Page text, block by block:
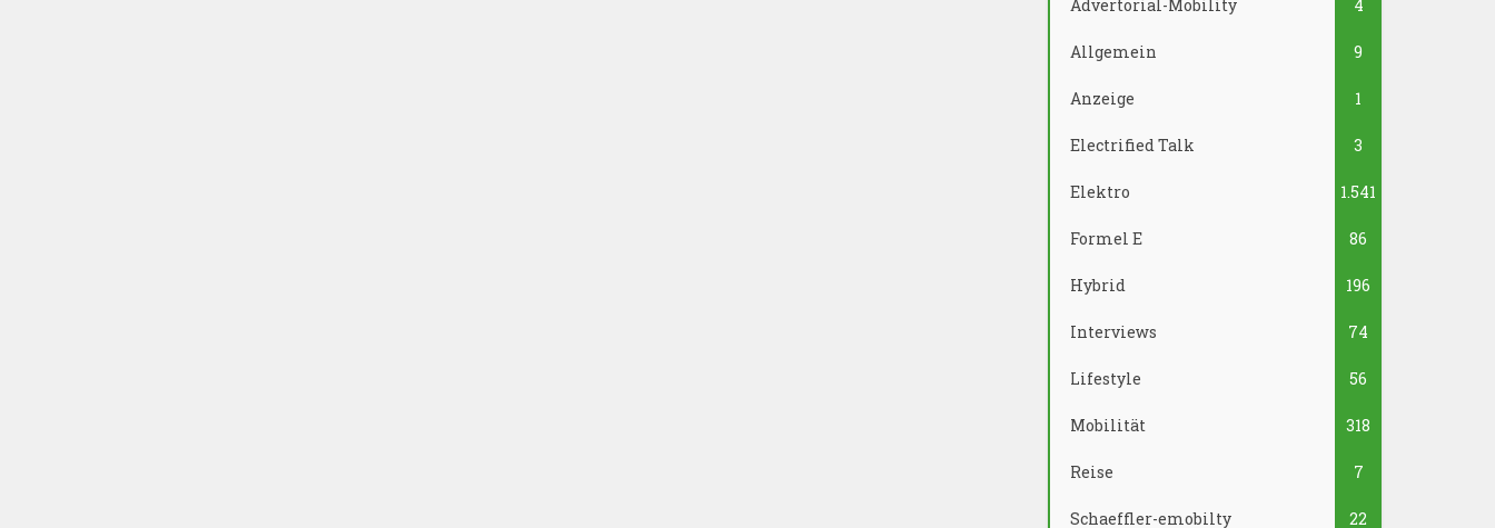
Advertorial-Mobility 4
Allgemein 9
Anzeige 1
Electrified Talk 3
Elektro 1.541
Formel E 86
Hybrid 196
Interviews 74
Lifestyle 56
Mobilität 318
Reise 7
Schaeffler-emobilty 22